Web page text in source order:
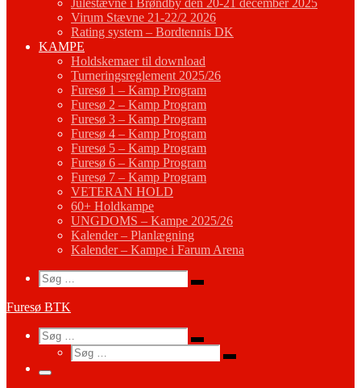
Julestævne i Brøndby den 20-21 december 2025
Virum Stævne 21-22/2 2026
Rating system – Bordtennis DK
KAMPE
Holdskemaer til download
Turneringsreglement 2025/26
Furesø 1 – Kamp Program
Furesø 2 – Kamp Program
Furesø 3 – Kamp Program
Furesø 4 – Kamp Program
Furesø 5 – Kamp Program
Furesø 6 – Kamp Program
Furesø 7 – Kamp Program
VETERAN HOLD
60+ Holdkampe
UNGDOMS – Kampe 2025/26
Kalender – Planlægning
Kalender – Kampe i Farum Arena
Search
Søg
Søg
Furesø BTK
Search
Søg
Søg
Søg
Søg
Menu